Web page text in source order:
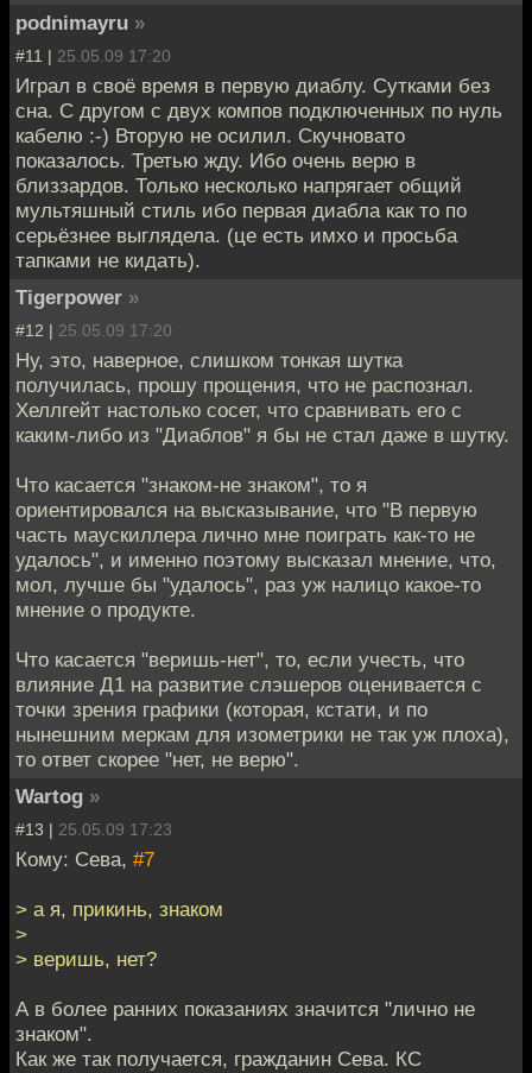
podnimayru »
#11 | 25.05.09 17:20
Играл в своё время в первую диаблу. Сутками без
сна. С другом с двух компов подключенных по нуль
кабелю :-) Вторую не осилил. Скучновато
показалось. Третью жду. Ибо очень верю в
близзардов. Только несколько напрягает общий
мультяшный стиль ибо первая диабла как то по
серьёзнее выглядела. (це есть имхо и просьба
тапками не кидать).
Tigerpower »
#12 | 25.05.09 17:20
Ну, это, наверное, слишком тонкая шутка
получилась, прошу прощения, что не распознал.
Хеллгейт настолько сосет, что сравнивать его с
каким-либо из "Диаблов" я бы не стал даже в шутку.
Что касается "знаком-не знаком", то я
ориентировался на высказывание, что "В первую
часть маускиллера лично мне поиграть как-то не
удалось", и именно поэтому высказал мнение, что,
мол, лучше бы "удалось", раз уж налицо какое-то
мнение о продукте.
Что касается "веришь-нет", то, если учесть, что
влияние Д1 на развитие слэшеров оценивается с
точки зрения графики (которая, кстати, и по
нынешним меркам для изометрики не так уж плоха),
то ответ скорее "нет, не верю".
Wartog »
#13 | 25.05.09 17:23
Кому: Сева, #7
> а я, прикинь, знаком
>
> веришь, нет?
А в более ранних показаниях значится "лично не
знаком".
Как же так получается, гражданин Сева. КС